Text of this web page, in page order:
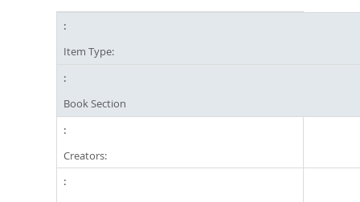
Item Type:
Book Section
Creators: